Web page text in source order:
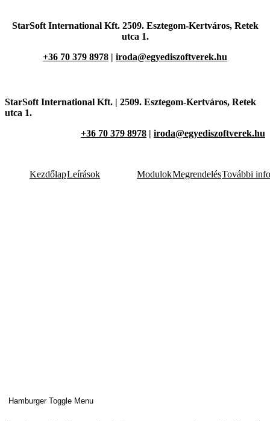
StarSoft International Kft. 2509. Esztegom-Kertváros, Retek
utca 1.
+36 70 379 8978 | iroda@egyediszoftverek.hu
StarSoft International Kft. | 2509. Esztegom-Kertváros, Retek
utca 1.
+36 70 379 8978 | iroda@egyediszoftverek.hu
KezdőlapLeírások ModulokMegrendelésTovábbi
Hamburger Toggle Menu